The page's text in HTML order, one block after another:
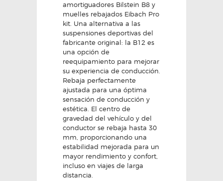
amortiguadores Bilstein B8 y
muelles rebajados Eibach Pro
kit. Una alternativa a las
suspensiones deportivas del
fabricante original: la B12 es
una opción de
reequipamiento para mejorar
su experiencia de conducción.
Rebaja perfectamente
ajustada para una óptima
sensación de conducción y
estética. El centro de
gravedad del vehículo y del
conductor se rebaja hasta 30
mm, proporcionando una
estabilidad mejorada para un
mayor rendimiento y confort,
incluso en viajes de larga
distancia.